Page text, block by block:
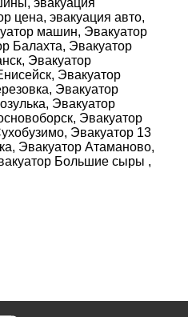
цена, эвакуация авто,
машин, Эвакуатор
Балахта, Эвакуатор
Эвакуатор
Эвакуатор
Эвакуатор
Эвакуатор
Эвакуатор
Эвакуатор 13
Эвакуатор Атаманово,
Большие сыры ,